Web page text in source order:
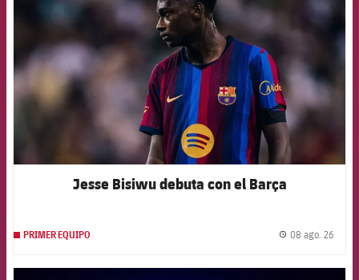
Jesse Bisiwu debuta con el Barça
PRIMER EQUIPO 08 ago. 26